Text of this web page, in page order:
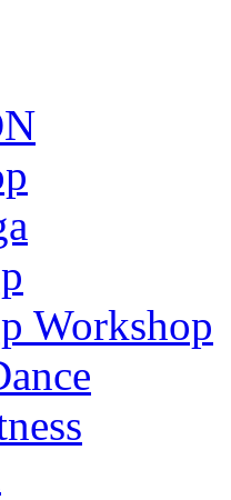
Workshop